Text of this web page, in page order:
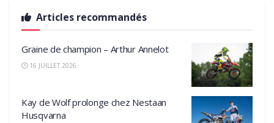
Articles recommandés
Graine de champion – Arthur Annelot
16 JUILLET 2026
Kay de Wolf prolonge chez Nestaan
Husqvarna